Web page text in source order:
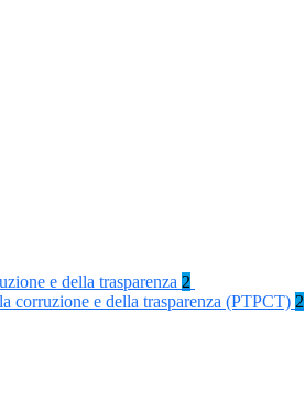
e della trasparenza 2
corruzione e della trasparenza (PTPCT) 2